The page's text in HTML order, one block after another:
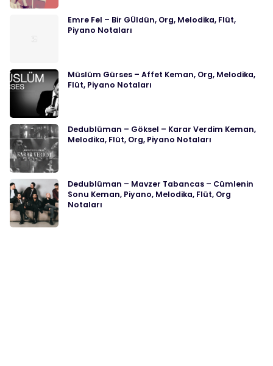
Emre Fel – Bir GÜldün, Org, Melodika, Flüt,
Piyano Notaları
Müslüm Gürses – Affet Keman, Org, Melodika,
Flüt, Piyano Notaları
Dedublüman – Göksel – Karar Verdim Keman,
Melodika, Flüt, Org, Piyano Notaları
Dedublüman – Mavzer Tabancas – Cümlenin
Sonu Keman, Piyano, Melodika, Flüt, Org
Notaları